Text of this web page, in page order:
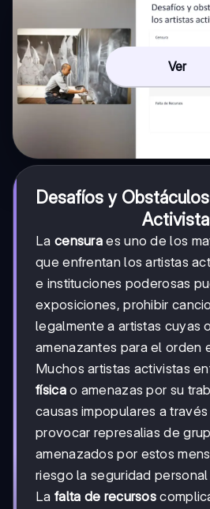
Ver
Desafíos y
La censura es uno de los
que enfrentan los artistas
e instituciones poderosas
exposiciones, prohibir
legalmente a artistas cuyas
amenazantes para el orden
Muchos artistas activistas
físicao amenazas por su
causas impopulares a
provocar represalias de
amenazados por estos
riesgo la seguridad
La falta de recursos